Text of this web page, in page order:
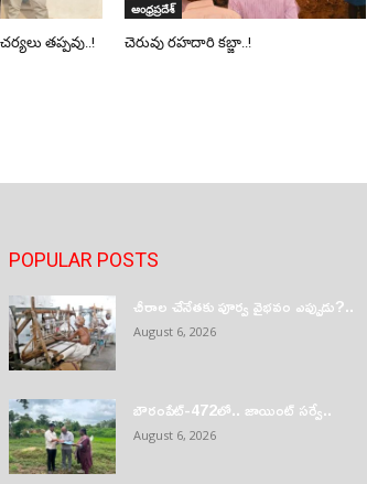
తప్పవు..!
ఆంధ్రప్రదేశ్
చెరువు రహదారి కబ్జా..!
POPULAR POSTS
చీరాల చేనేతకు పూర్వ వైభవం ఎప్పుడు?..
August 6, 2026
బౌరంపేట్-472లో.. జాయింట్ సర్వే..
August 6, 2026